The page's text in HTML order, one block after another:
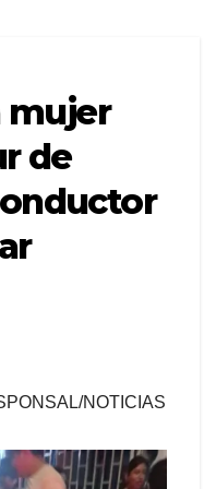
mujer
de
NOTICIAS